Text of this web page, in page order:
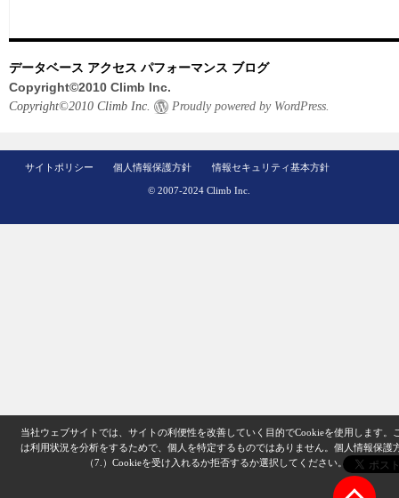
データベース アクセス パフォーマンス ブログ
Copyright©2010 Climb Inc.
Copyright©2010 Climb Inc. Proudly powered by WordPress.
サイトポリシー 個人情報保護方針 情報セキュリティ基本方針
© 2007-2024 Climb Inc.
当社ウェブサイトでは、サイトの利便性を改善していく目的でCookieを使用します。
は利用状況を分析をするためで、個人を特定するものではありません。 個人情報保護
（7.）Cookieを受け入れるか拒否するか選択してください。